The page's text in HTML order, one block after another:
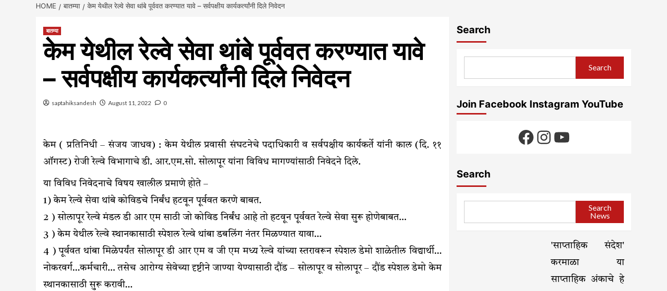
HOME बातम्या केम येथील रेल्वे सेवा थांबे पूर्ववत करण्यात यावे – सर्वपक्षीय कार्यकर्त्यांनी दिले निवेदन
बातम्या
केम येथील रेल्वे सेवा थांबे पूर्ववत करण्यात यावे
– सर्वपक्षीय कार्यकर्त्यांनी दिले निवेदन
saptahiksandesh August 11, 2022 0
केम ( प्रतिनिधी – संजय जाधव) : केम येथील प्रवासी संघटनेचे पदाधिकारी व सर्वपक्षीय कार्यकर्ते यांनी काल (दि. ११
ऑगस्ट) रोजी रेल्वे विभागाचे डी. आर.एम.सो. सोलापूर यांना विविध मागण्यांसाठी निवेदने दिले.
या विविध निवेदनाचे विषय खालील प्रमाणे होते –
1) केम रेल्वे सेवा थांबे कोविडचे निर्बंध हटवून पूर्ववत करणे बाबत.
2 ) सोलापूर रेल्वे मंडल डी आर एम साठी जो कोविड निर्बंध आहे तो हटवून पूर्ववत रेल्वे सेवा सुरू होणेबाबत…
3 ) केम येथील रेल्वे स्थानकासाठी स्पेशल रेल्वे थांबा डबलिंग नंतर मिळण्यात यावा…
4 ) पूर्ववत थांबा मिळेपर्यंत सोलापूर डी आर एम व जी एम मध्य रेल्वे यांच्या स्तरावरून स्पेशल डेमो शाळेतील विद्यार्थी…
नोकरवर्ग…कर्मचारी… तसेच आरोग्य सेवेच्या दृष्टीने जाण्या येण्यासाठी दौंड – सोलापूर व सोलापूर – दौंड स्पेशल डेमो केम
स्थानकासाठी सुरू करावी…
Search
Search
Join Facebook Instagram YouTube
Facebook
Instagram
YouTube
Search
Search
News
'साप्ताहिक संदेश'
करमाळा या
साप्ताहिक अंकाचे हे